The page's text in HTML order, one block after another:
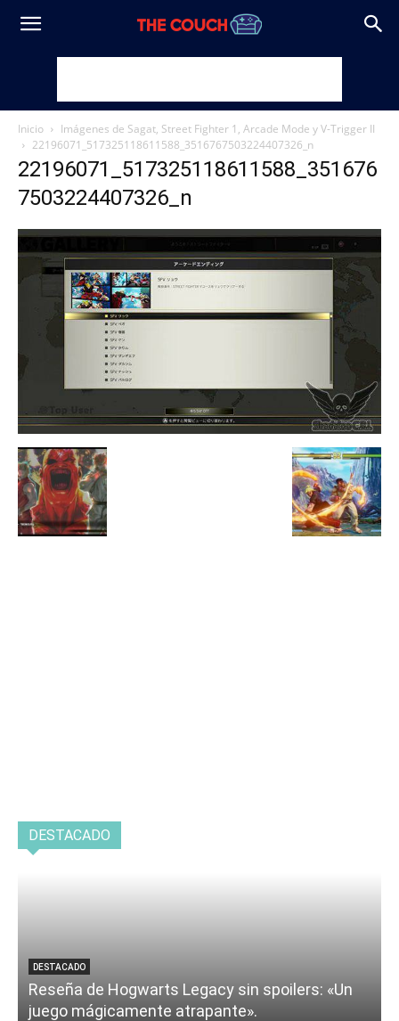
Inicio
Imágenes de Sagat, Street Fighter 1, Arcade Mode y V-Trigger II
22196071_517325118611588_3516767503224407326_n
22196071_517325118611588_351676
7503224407326_n
DESTACADO
DESTACADO
Reseña de Hogwarts Legacy sin spoilers: «Un
juego mágicamente atrapante».